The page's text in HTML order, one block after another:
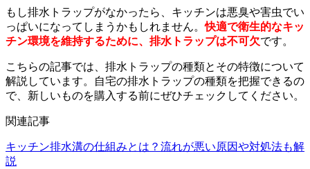
もし排水トラップがなかったら、キッチンは悪臭や害虫でい
っぱいになってしまうかもしれません。快適で衛生的なキッ
チン環境を維持するために、排水トラップは不可欠です。
こちらの記事では、排水トラップの種類とその特徴について
解説しています。自宅の排水トラップの種類を把握できるの
で、新しいものを購入する前にぜひチェックしてください。
関連記事
キッチン排水溝の仕組みとは？流れが悪い原因や対処法も解
説